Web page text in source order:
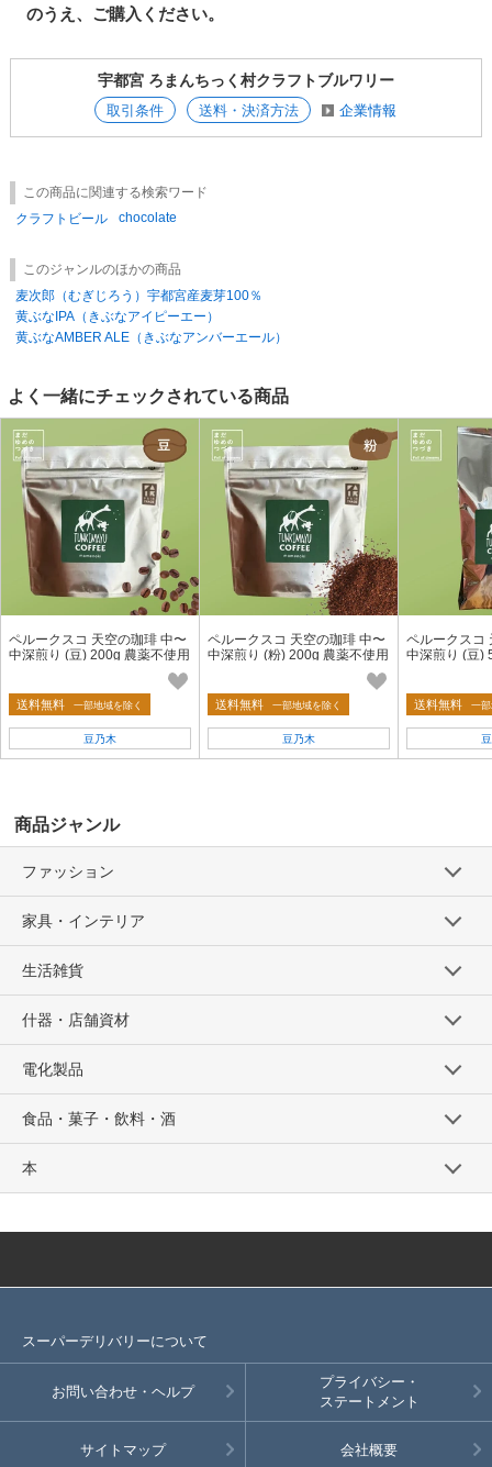
のうえ、ご購入ください。
宇都宮 ろまんちっく村クラフトブルワリー
取引条件 送料・決済方法 企業情報
この商品に関連する検索ワード
クラフトビール
chocolate
このジャンルのほかの商品
麦次郎（むぎじろう）宇都宮産麦芽100％
黄ぶなIPA（きぶなアイピーエー）
黄ぶなAMBER ALE（きぶなアンバーエール）
よく一緒にチェックされている商品
ペルークスコ 天空の珈琲 中〜
中深煎り (豆) 200g 農薬不使用
送料無料 一部地域を除く
豆乃木
ペルークスコ 天空の珈琲 中〜
中深煎り (粉) 200g 農薬不使用
送料無料 一部地域を除く
豆乃木
ペルークスコ
中深煎り (豆)
送料無料 一
商品ジャンル
ファッション
家具・インテリア
生活雑貨
什器・店舗資材
電化製品
食品・菓子・飲料・酒
本
スーパーデリバリーについて
お問い合わせ・ヘルプ
プライバシー・
ステートメント
サイトマップ 会社概要